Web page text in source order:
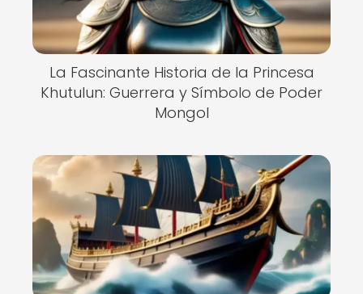
La Fascinante Historia de la Princesa
Khutulun: Guerrera y Símbolo de Poder
Mongol